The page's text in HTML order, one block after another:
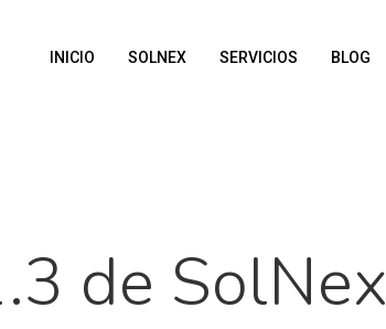
INICIO SOLNEX SERVICIOS BLOG
de SolNex